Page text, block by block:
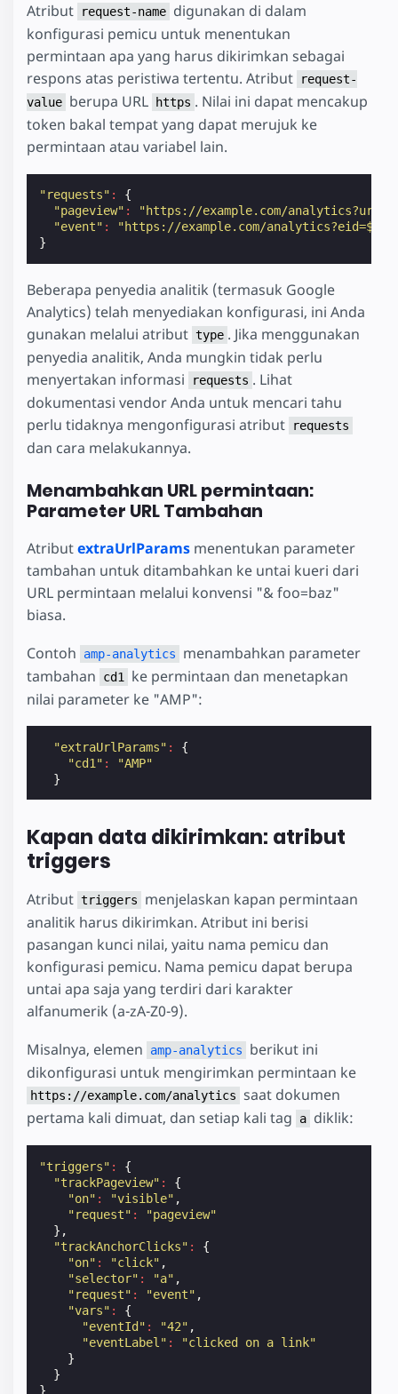
Atribut request-name digunakan di dalam
konfigurasi pemicu untuk menentukan
permintaan apa yang harus dikirimkan sebagai
respons atas peristiwa tertentu. Atribut
request-
value berupa URL https . Nilai ini dapat mencakup
token bakal tempat yang dapat merujuk ke
permintaan atau variabel lain.
"requests" :
{
"pageview" :
"https://example.com/
"event" :
"https://example.com/
}
Beberapa penyedia analitik (termasuk Google
Analytics) telah menyediakan konfigurasi, ini Anda
gunakan melalui atribut type . Jika menggunakan
penyedia analitik, Anda mungkin tidak perlu
menyertakan informasi
requests . Lihat
dokumentasi vendor Anda untuk mencari tahu
perlu tidaknya mengonfigurasi atribut
requests
dan cara melakukannya.
Menambahkan URL permintaan:
Parameter URL Tambahan
AtributextraUrlParams menentukan parameter
tambahan untuk ditambahkan ke untai kueri dari
URL permintaan melalui konvensi "& foo=baz"
biasa.
Contoh
amp-analytics
menambahkan parameter
tambahan
cd1
ke permintaan dan menetapkan
nilai parameter ke "AMP":
"extraUrlParams" :
{
"cd1" :
"AMP"
}
Kapan data dikirimkan: atribut
triggers
Atribut triggers
menjelaskan kapan permintaan
analitik harus dikirimkan. Atribut ini berisi
pasangan kunci nilai, yaitu nama pemicu dan
konfigurasi pemicu. Nama pemicu dapat berupa
untai apa saja yang terdiri dari karakter
alfanumerik (a-zA-Z0-9).
Misalnya, elemen
amp-analytics
berikut ini
dikonfigurasi untuk mengirimkan permintaan ke
https://example.com/analytics saat dokumen
pertama kali dimuat, dan setiap kali tag
a diklik:
"triggers" :
{
"trackPageview" :
{
"on" : "visible" ,
"request" :
"pageview"
},
"trackAnchorClicks" :
{
"on" : "click" ,
"selector" : "a" ,
"request" : "event" ,
"vars" :
{
"eventId" : "42" ,
"eventLabel" :
"clicked on a link"
}
}
}